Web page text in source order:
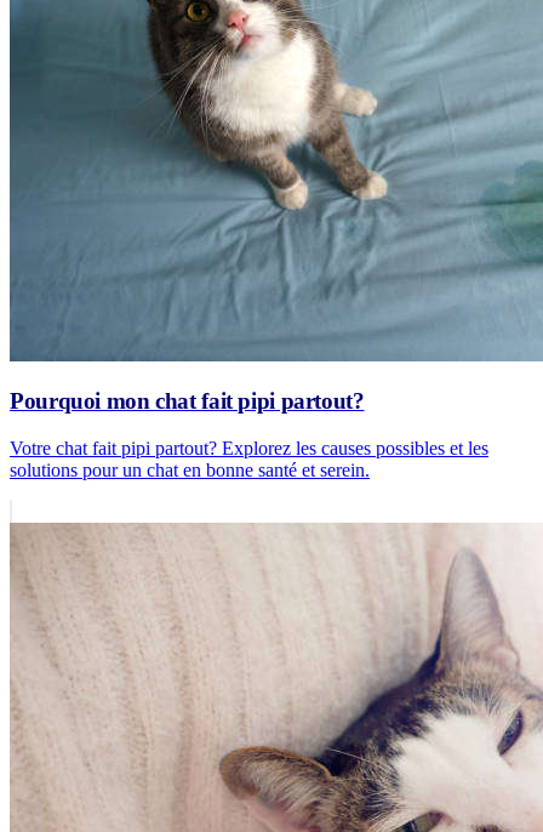
Pourquoi mon chat fait pipi partout?
Votre chat fait pipi partout? Explorez les causes possibles et les
solutions pour un chat en bonne santé et serein.